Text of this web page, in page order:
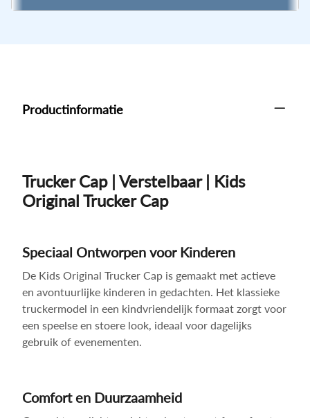
Productinformatie
Trucker Cap | Verstelbaar | Kids
Original Trucker Cap
Speciaal Ontworpen voor Kinderen
De Kids Original Trucker Cap is gemaakt met actieve
en avontuurlijke kinderen in gedachten. Het klassieke
truckermodel in een kindvriendelijk formaat zorgt voor
een speelse en stoere look, ideaal voor dagelijks
gebruik of evenementen.
Comfort en Duurzaamheid